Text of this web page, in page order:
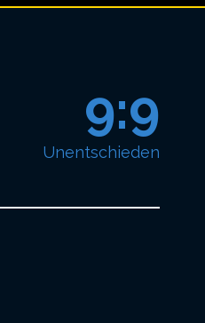
9:9
Unentschieden